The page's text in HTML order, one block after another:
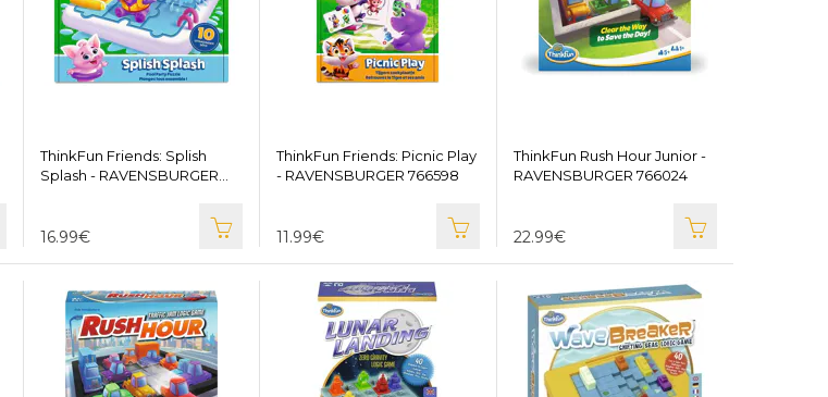
ThinkFun Friends: Splish
Splash - RAVENSBURGER
16.99€
ThinkFun Friends: Picnic Play
- RAVENSBURGER 766598
11.99€
ThinkFun Rush Hour Junior -
RAVENSBURGER 766024
22.99€